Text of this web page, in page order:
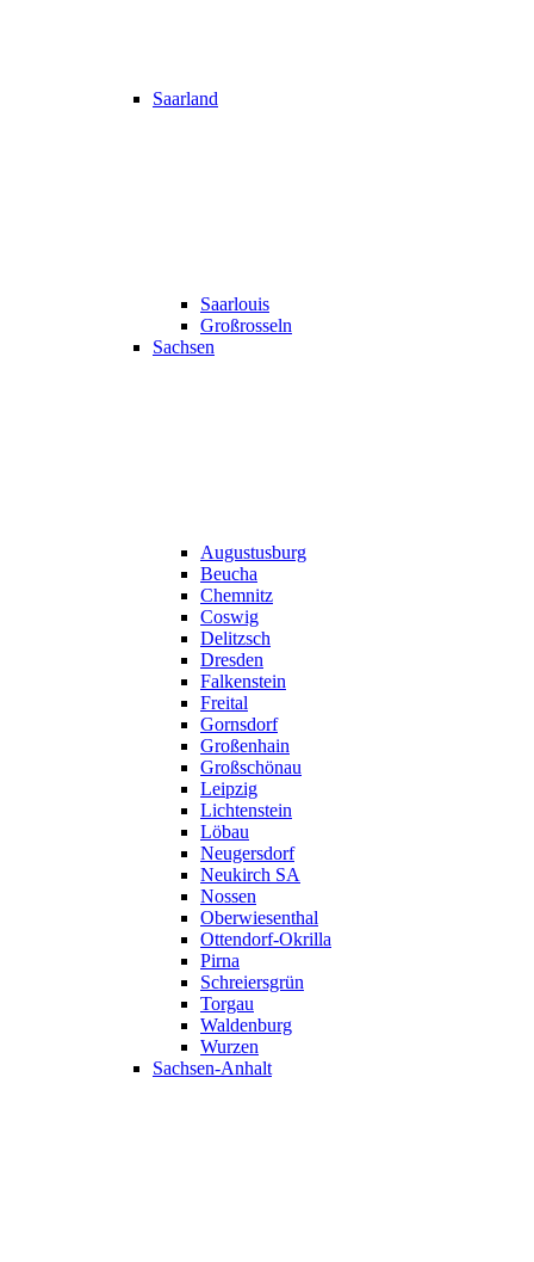
Saarland
Saarlouis
Großrosseln
Sachsen
Augustusburg
Beucha
Chemnitz
Coswig
Delitzsch
Dresden
Falkenstein
Freital
Gornsdorf
Großenhain
Großschönau
Leipzig
Lichtenstein
Löbau
Neugersdorf
Neukirch SA
Nossen
Oberwiesenthal
Ottendorf-Okrilla
Pirna
Schreiersgrün
Torgau
Waldenburg
Wurzen
Sachsen-Anhalt